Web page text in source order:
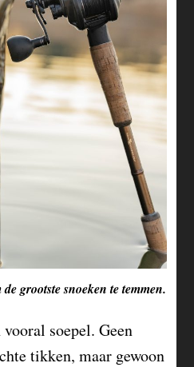
grootste snoeken te temmen.
soepel. Geen
tikken, maar gewoon